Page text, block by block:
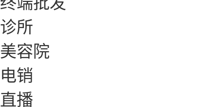
诊所
美容院
电销
直播